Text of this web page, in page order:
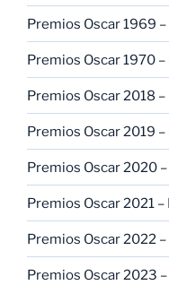
Premios Oscar 1969
Premios Oscar 1970
Premios Oscar 2018
Premios Oscar 2019
Premios Oscar 2020
Premios Oscar 2021
Premios Oscar 2022
Premios Oscar 2023